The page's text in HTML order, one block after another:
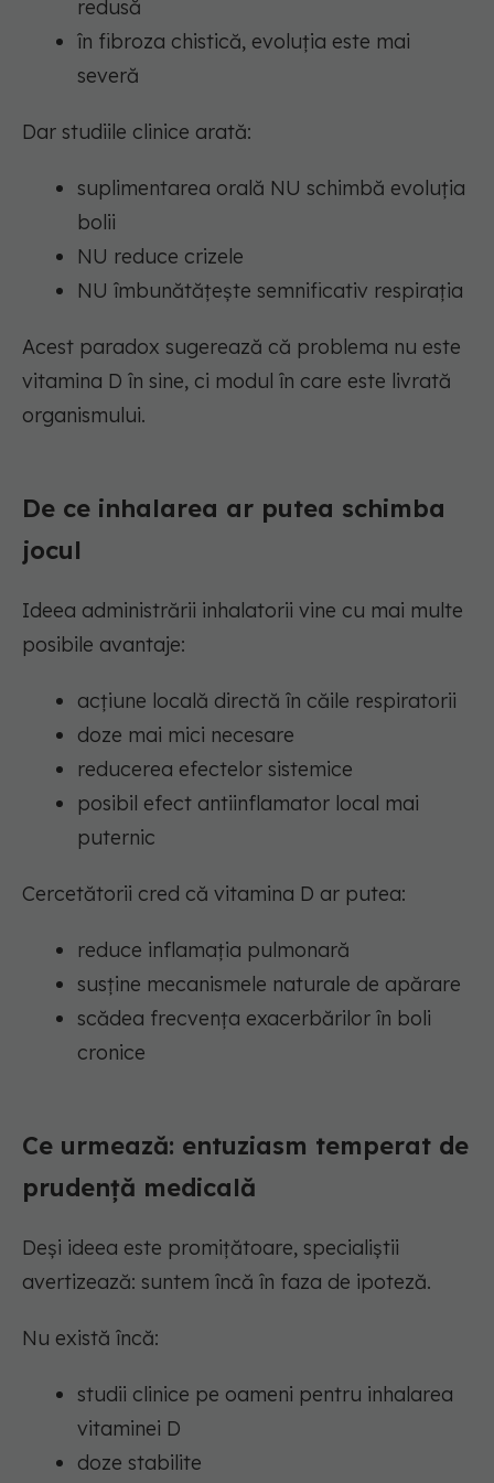
redusă
în fibroza chistică, evoluția este mai
severă
Dar studiile clinice arată:
suplimentarea orală NU schimbă evoluția
bolii
NU reduce crizele
NU îmbunătățește semnificativ respirația
Acest paradox sugerează că problema nu este
vitamina D în sine, ci modul în care este livrată
organismului.
De ce inhalarea ar putea schimba
jocul
Ideea administrării inhalatorii vine cu mai multe
posibile avantaje:
acțiune locală directă în căile respiratorii
doze mai mici necesare
reducerea efectelor sistemice
posibil efect antiinflamator local mai
puternic
Cercetătorii cred că vitamina D ar putea:
reduce inflamația pulmonară
susține mecanismele naturale de apărare
scădea frecvența exacerbărilor în boli
cronice
Ce urmează: entuziasm temperat de
prudență medicală
Deși ideea este promițătoare, specialiștii
avertizează: suntem încă în faza de ipoteză.
Nu există încă:
studii clinice pe oameni pentru inhalarea
vitaminei D
doze stabilite